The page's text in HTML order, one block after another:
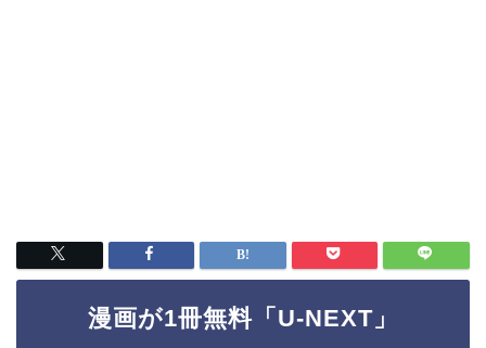
漫画が1冊無料「U-NEXT」